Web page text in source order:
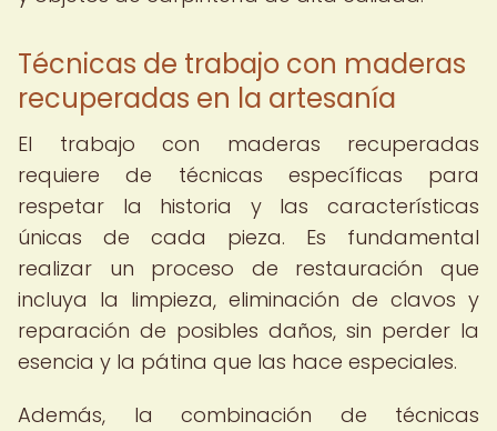
Técnicas de trabajo con maderas
recuperadas en la artesanía
El trabajo con maderas recuperadas
requiere de técnicas específicas para
respetar la historia y las características
únicas de cada pieza. Es fundamental
realizar un proceso de restauración que
incluya la limpieza, eliminación de clavos y
reparación de posibles daños, sin perder la
esencia y la pátina que las hace especiales.
Además, la combinación de técnicas